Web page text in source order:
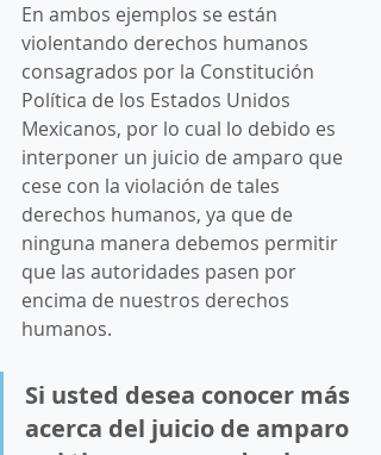
En ambos ejemplos se están
violentando derechos humanos
consagrados por la Constitución
Política de los Estados Unidos
Mexicanos, por lo cual lo debido es
interponer un juicio de amparo que
cese con la violación de tales
derechos humanos, ya que de
ninguna manera debemos permitir
que las autoridades pasen por
encima de nuestros derechos
humanos.
Si usted desea conocer más
acerca del juicio de amparo